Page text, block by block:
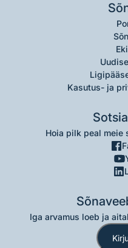
Kasutus- ja
Hoia pilk peal meie
Iga arvamus loeb ja